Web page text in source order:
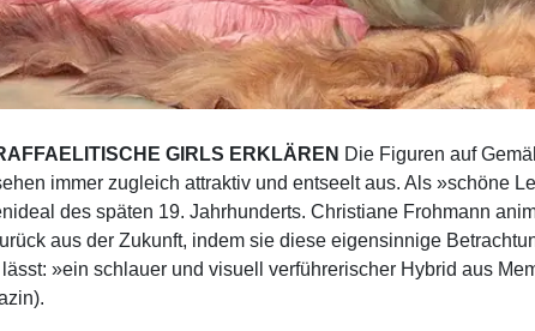
GIRLS ERKLÄREN Die Figuren auf
immer zugleich attraktiv und entseelt aus. Als »schöne
des späten 19. Jahrhunderts. Christiane Frohmann
aus der Zukunft, indem sie diese eigensinnige
»ein schlauer und visuell verführerischer Hybrid aus